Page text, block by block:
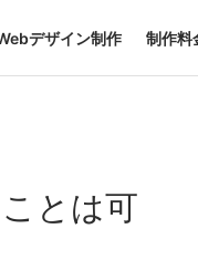
デザイン制作 制作料
とは可